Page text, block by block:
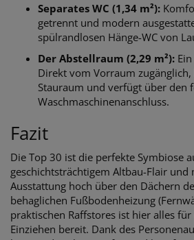
Separates WC (1,34 m²):
getrennt und modern
spülrandlosen Hänge-WC von
Der Abstellraum (2,29 m²):
Direkt vom Vorraum
Stauraum und verfügt über den
Waschmaschinenanschluss.
Fazit
Die Top 30 ist die perfekte Symbiose
geschichtsträchtigem Altbau-Flair und
Ausstattung hoch über den Dächern
behaglichen Fußbodenheizung
praktischen Raffstores ist hier alles
Einziehen bereit. Dank des